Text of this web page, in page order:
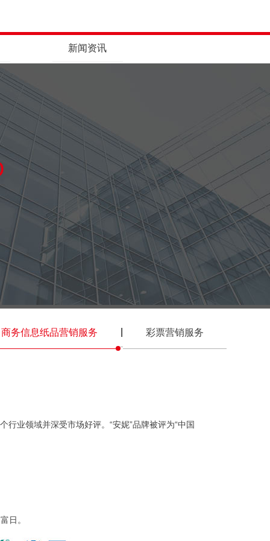
新闻资讯
商务信息纸品营销服务 彩票营销服务
业领域并深受市场好评。“安妮”品牌被评为“中国
日。